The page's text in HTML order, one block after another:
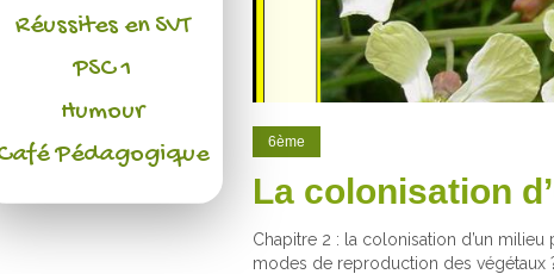
6ème
La colonisation
Chapitre 2 : la colonisation d’un
modes de reproduction des végétaux
Réussites en SVT
PSC 1
Humour
Pédagogique